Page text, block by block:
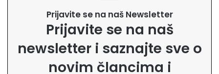
Prijavite se na naš Newsletter
Prijavite se na naš
newsletter i saznajte sve o
novim člancima i